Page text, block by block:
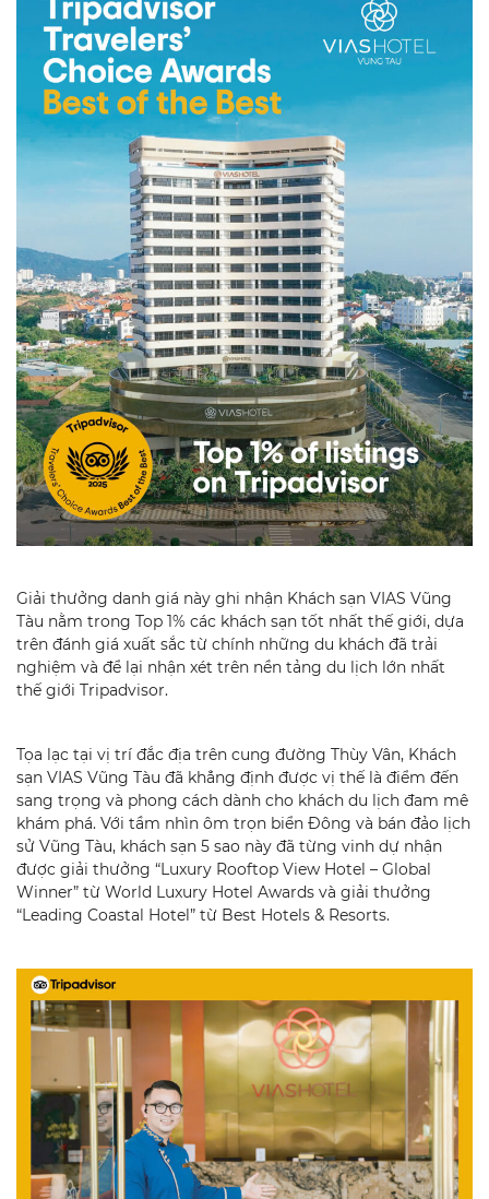
Giải thưởng danh giá này ghi nhận Khách sạn VIAS Vũng
Tàu nằm trong Top 1% các khách sạn tốt nhất thế giới, dựa
trên đánh giá xuất sắc từ chính những du khách đã trải
nghiệm và để lại nhận xét trên nền tảng du lịch lớn nhất
thế giới Tripadvisor.
Tọa lạc tại vị trí đắc địa trên cung đường Thùy Vân, Khách
sạn VIAS Vũng Tàu đã khẳng định được vị thế là điểm đến
sang trọng và phong cách dành cho khách du lịch đam mê
khám phá. Với tầm nhìn ôm trọn biển Đông và bán đảo lịch
sử Vũng Tàu, khách sạn 5 sao này đã từng vinh dự nhận
được giải thưởng “Luxury Rooftop View Hotel – Global
Winner” từ World Luxury Hotel Awards và giải thưởng
“Leading Coastal Hotel” từ Best Hotels & Resorts.